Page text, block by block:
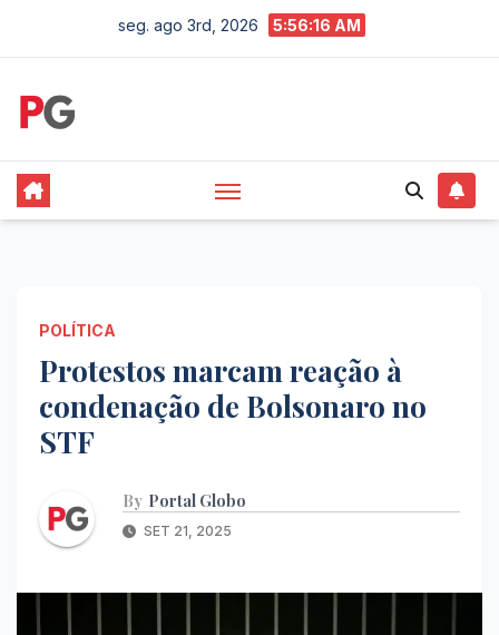
seg. ago 3rd, 2026 5:56:17 AM
POLÍTICA
Protestos marcam reação à
condenação de Bolsonaro no
STF
By Portal Globo
SET 21, 2025